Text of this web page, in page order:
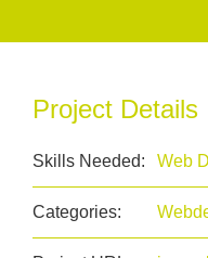
Project Details
Skills Needed: Web
Categories: